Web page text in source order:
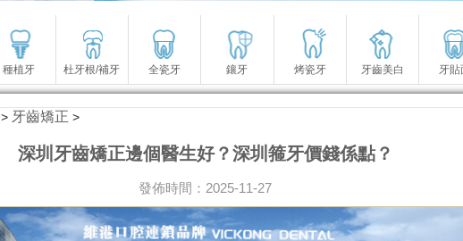
種植牙 杜牙根/補牙 全瓷牙 鑲牙 烤瓷牙 牙齒美白 牙貼
> 牙齒矯正 >
深圳牙齒矯正邊個醫生好？深圳箍牙價錢係點？
發佈時間：2025-11-27